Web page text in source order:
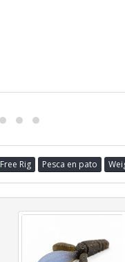
Free Rig Pesca en pato